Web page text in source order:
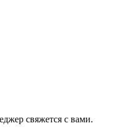
свяжется с вами.